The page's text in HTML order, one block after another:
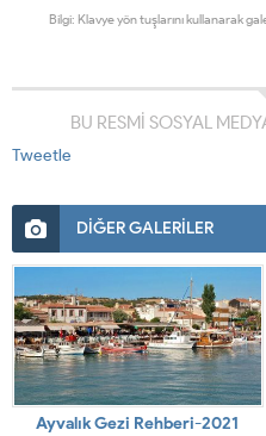
Bilgi: Klavye yön tuşlarını kullanarak
BU RESMİ SOSYAL
Tweetle
DİĞER GALERİLER
Ayvalık Gezi Rehberi-2021